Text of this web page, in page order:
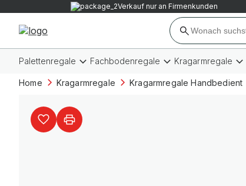
Verkauf nur an Firmenkunden
Palettenregale Fachbodenregale Kragarmregale
Home Kragarmregale Kragarmregale Handbedient